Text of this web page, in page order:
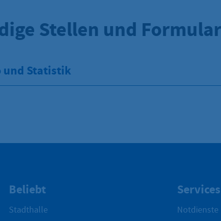
Stellen und
und Statistik
Beliebt
Stadthalle
Services
Notdienste